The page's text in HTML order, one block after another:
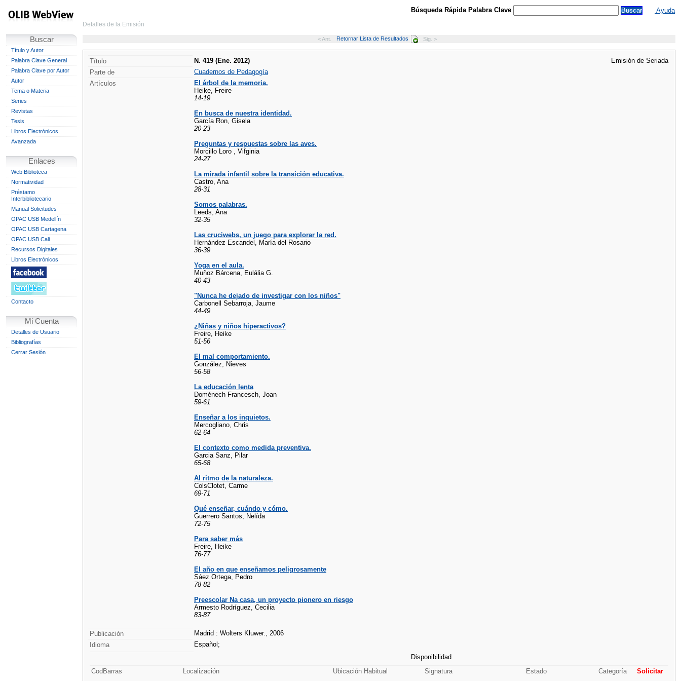
Buscar
Título y Autor
Palabra Clave General
Palabra Clave por Autor
Autor
Tema o Materia
Series
Revistas
Tesis
Libros Electrónicos
Avanzada
Enlaces
Web Biblioteca
Normatividad
Préstamo
Interbibliotecario
Manual Solicitudes
OPAC USB Medellín
OPAC USB Cartagena
OPAC USB Cali
Recursos Digitales
Libros Electrónicos
Contacto
Mi Cuenta
Detalles de Usuario
Bibliografías
Cerrar Sesión
Búsqueda Rápida Palabra Clave Ayuda
Detalles de la Emisión
< Ant. Retornar Lista de Resultados Sig. >
Título N. 419 (Ene. 2012)
Emisión de Seriada
Parte de
Cuadernos de Pedagogía
Artículos
El árbol de la memoria.
Heike, Freire
14-19
En busca de nuestra identidad.
García Ron, Gisela
20-23
Preguntas y respuestas sobre las aves.
Morcillo Loro , Vifginia
24-27
La mirada infantil sobre la transición educativa.
Castro, Ana
28-31
Somos palabras.
Leeds, Ana
32-35
Las cruciwebs, un juego para explorar la red.
Hernández Escandel, María del Rosario
36-39
Yoga en el aula.
Muñoz Bárcena, Eulália G.
40-43
"Nunca he dejado de investigar con los niños"
Carbonell Sebarroja, Jaume
44-49
¿Niñas y niños hiperactivos?
Freire, Heike
51-56
El mal comportamiento.
González, Nieves
56-58
La educación lenta
Doménech Francesch, Joan
59-61
Enseñar a los inquietos.
Mercogliano, Chris
62-64
El contexto como medida preventiva.
Garcia Sanz, Pilar
65-68
Al ritmo de la naturaleza.
ColsClotet, Carme
69-71
Qué enseñar, cuándo y cómo.
Guerrero Santos, Nelída
72-75
Para saber más
Freire, Heike
76-77
El año en que enseñamos peligrosamente
Sáez Ortega, Pedro
78-82
Preescolar Na casa, un proyecto pionero en riesgo
Armesto Rodríguez, Cecilia
83-87
Publicación
Madrid : Wolters Kluwer., 2006
Idioma
Español;
Disponibilidad
CodBarras
Localización Ubicación Habitual Signatura Estado Categoría Solicitar